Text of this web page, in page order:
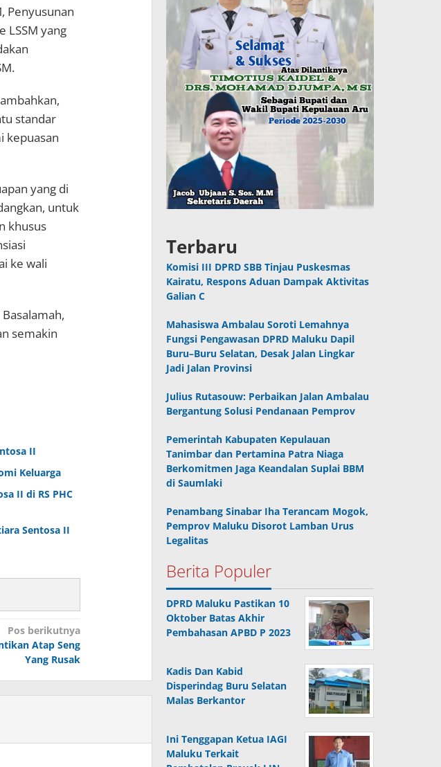
Penyusunan
yang
standar
kepuasan
yang di
untuk
khusus
ke wali
semakin
II
Keluarga
II di RS PHC
Sentosa II
Pos berikutnya
Atap Seng
Yang Rusak
Terbaru
Komisi III DPRD SBB Tinjau Puskesmas
Kairatu, Respons Aduan Dampak Aktivitas
Galian C
Mahasiswa Ambalau Soroti Lemahnya
Fungsi Pengawasan DPRD Maluku Dapil
Buru–Buru Selatan, Desak Jalan Lingkar
Jadi Jalan Provinsi
Julius Rutasouw: Perbaikan Jalan Ambalau
Bergantung Solusi Pendanaan Pemprov
Pemerintah Kabupaten Kepulauan
Tanimbar dan Pertamina Patra Niaga
Berkomitmen Jaga Keandalan Suplai BBM
di Saumlaki
Penambang Sinabar Iha Terancam Mogok,
Pemprov Maluku Disorot Lamban Urus
Legalitas
Berita Populer
DPRD Maluku Pastikan 10
Oktober Batas Akhir
Pembahasan APBD P 2023
Kadis Dan Kabid
Disperindag Buru Selatan
Malas Berkantor
Ini Tenggapan Ketua IAGI
Maluku Terkait